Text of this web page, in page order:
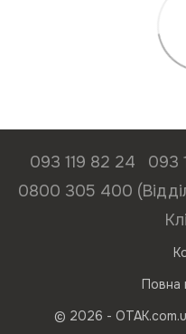
093 119 82 24 093
0800 305 400
Повна
© 2026 -